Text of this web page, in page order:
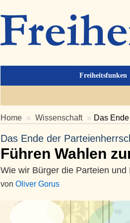
Freiheitsfunken
Home Wissenschaft Das
Das Ende der
Führen Wahlen
Wie wir Bürger die Parteien
von Oliver Gorus